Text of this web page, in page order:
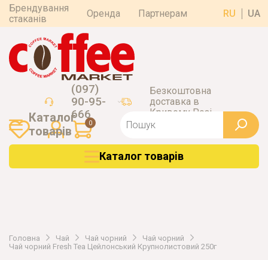
Брендування
стаканів
Оренда Партнерам RU UA
(097)
90-95-
666
Безкоштовна
доставка в
Кривому Розі
0
Каталог
товарiв
Каталог товарiв
Головна Чай Чай чорний
Чай чорний
Чай чорний Fresh Tea Цейлонський Крупнолистовий 250г